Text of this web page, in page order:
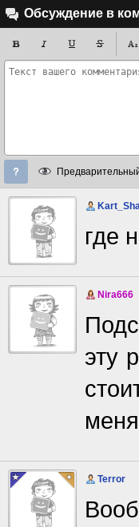
Обсуждение в
где
Nira666
эту
Terror